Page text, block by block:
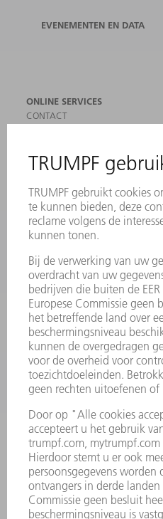
EVENEMENTEN EN DATA
ONLINE SERVICES
CONTACT
AANMELDEN VOOR NIEUWSBRIEF
MYTRUMPF
VEILIGHEIDSGEGEVENSBLADEN
PRODUCTEN
MACHINES & SYSTEMEN
LASER
ELEKTROGEREEDSCHAP
SMART FACTORY
SOFTWARE
SERVICES
TOEPASSINGEN
SECTOREN
ONDERNEMING
CARRIÈRE
VACATURES
BEDRIJFSPROFIEL
JAARVERSLAG
BEDRIJFSPRINCIPES
COMPLIANCE
KLOKKENLUIDERSYSTEEM
BEVEILIGING
PERSBERICHTEN
TIJDSCHRIFTEN
DUURZAAMHEID